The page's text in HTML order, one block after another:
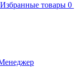
Избранные товары 0